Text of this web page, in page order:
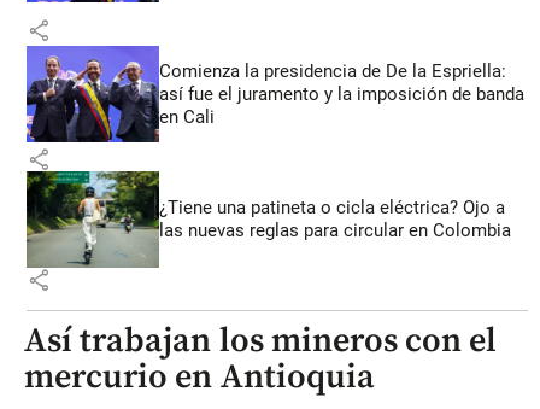
share
Comienza la presidencia de De la Espriella:
así fue el juramento y la imposición de banda
en Cali
share
¿Tiene una patineta o cicla eléctrica? Ojo a
las nuevas reglas para circular en Colombia
share
Así trabajan los mineros con el
mercurio en Antioquia